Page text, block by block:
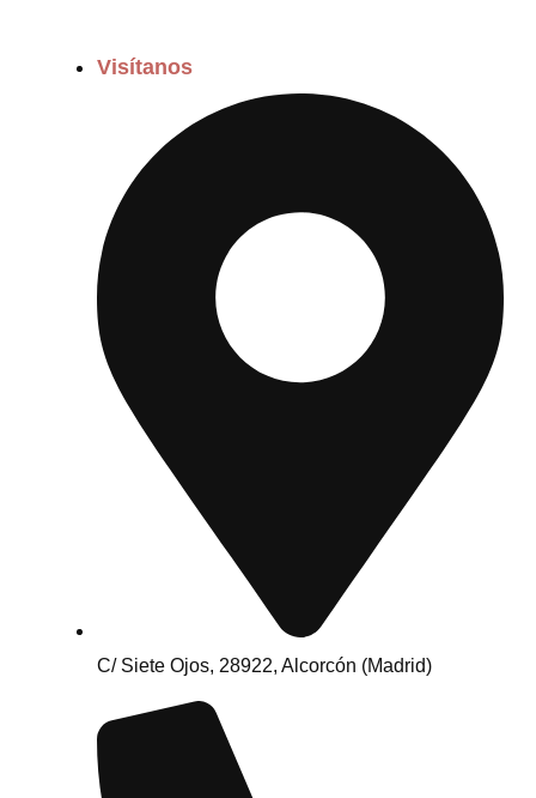
Visítanos
C/ Siete Ojos, 28922, Alcorcón (Madrid)